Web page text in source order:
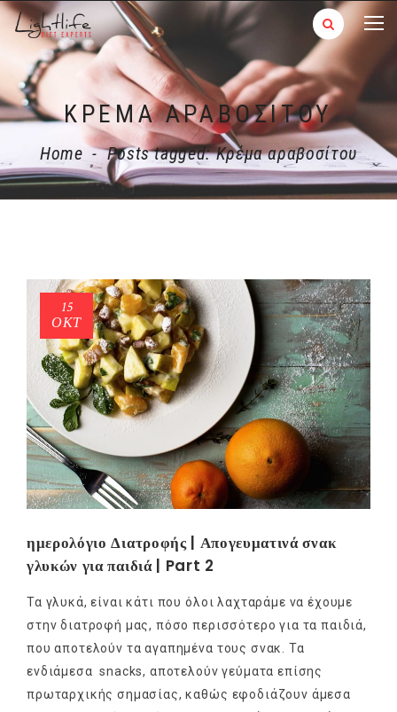
ΚΡΈΜΑ ΑΡΑΒΟΣΊΤΟΥ
Home - Posts tagged: Κρέμα αραβοσίτου
15
ΟΚΤ
ημερολόγιο Διατροφής | Απογευματινά σνακ
γλυκών για παιδιά | Part 2
Τα γλυκά, είναι κάτι που όλοι λαχταράμε να έχουμε
στην διατροφή μας, πόσο περισσότερο για τα παιδιά,
που αποτελούν τα αγαπημένα τους σνακ. Τα
ενδιάμεσα snacks, αποτελούν γεύματα επίσης
πρωταρχικής σημασίας, καθώς εφοδιάζουν άμεσα